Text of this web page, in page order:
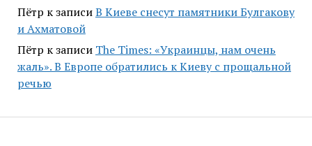
Пётр к записиВ Киеве снесут памятники Булгакову
и Ахматовой
Пётр к записи Тhe Times: «Украинцы, нам очень
жаль». В Европе обратились к Киеву с прощальной
речью